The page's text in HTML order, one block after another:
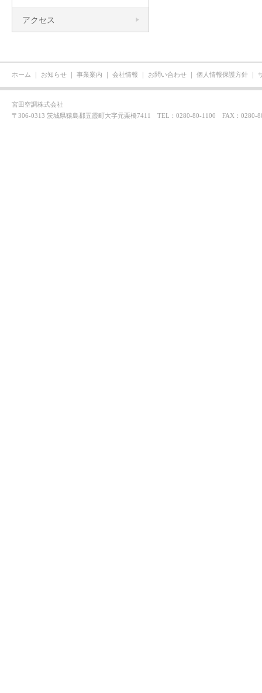
アクセス
ホーム ｜ お知らせ ｜ 事業案内 ｜ 会社情報 ｜ お問い合わせ ｜ 個人情報保護方針 ｜
宮田空調株式会社
〒306-0313 茨城県猿島郡五霞町大字元栗橋7411 TEL：0280-80-1100 FAX：0280-